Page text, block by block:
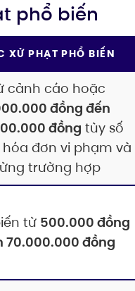
phổ biến
XỬ PHẠT PHỔ BIẾN
cảnh cáo hoặc
đồng đến
đồng tùy số
đơn vi phạm và
trường hợp
từ 500.000 đồng
70.000.000 đồng